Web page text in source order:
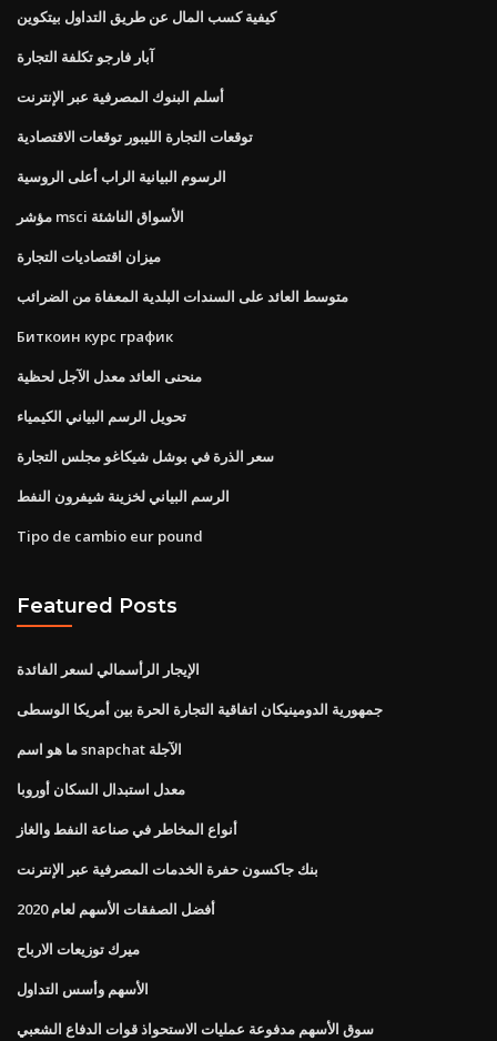
كيفية كسب المال عن طريق التداول بيتكوين
آبار فارجو تكلفة التجارة
أسلم البنوك المصرفية عبر الإنترنت
توقعات التجارة الليبور توقعات الاقتصادية
الرسوم البيانية الراب أعلى الروسية
مؤشر msci الأسواق الناشئة
ميزان اقتصاديات التجارة
متوسط ​​العائد على السندات البلدية المعفاة من الضرائب
Биткоин курс график
منحنى العائد معدل الآجل لحظية
تحويل الرسم البياني الكيمياء
سعر الذرة في بوشل شيكاغو مجلس التجارة
الرسم البياني لخزينة شيفرون النفط
Tipo de cambio eur pound
Featured Posts
الإيجار الرأسمالي لسعر الفائدة
جمهورية الدومينيكان اتفاقية التجارة الحرة بين أمريكا الوسطى
ما هو اسم snapchat الآجلة
معدل استبدال السكان أوروبا
أنواع المخاطر في صناعة النفط والغاز
بنك جاكسون حفرة الخدمات المصرفية عبر الإنترنت
أفضل الصفقات الأسهم لعام 2020
ميرك توزيعات الارباح
الأسهم وأسس التداول
سوق الأسهم مدفوعة عمليات الاستحواذ قوات الدفاع الشعبي